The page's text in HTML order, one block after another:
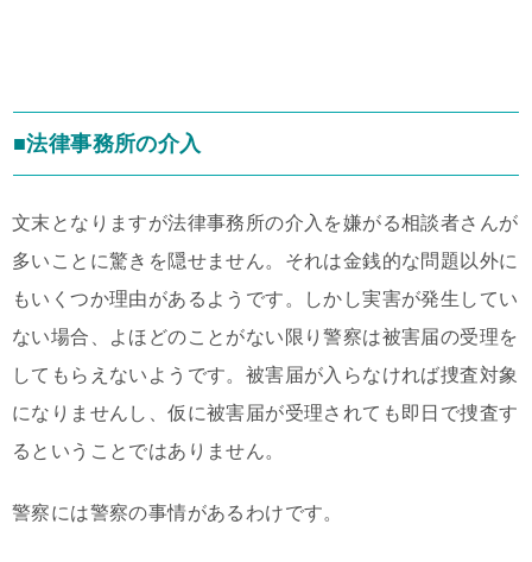
■法律事務所の介入
文末となりますが法律事務所の介入を嫌がる相談者さんが
多いことに驚きを隠せません。それは金銭的な問題以外に
もいくつか理由があるようです。しかし実害が発生してい
ない場合、よほどのことがない限り警察は被害届の受理を
してもらえないようです。被害届が入らなければ捜査対象
になりませんし、仮に被害届が受理されても即日で捜査す
るということではありません。
警察には警察の事情があるわけです。